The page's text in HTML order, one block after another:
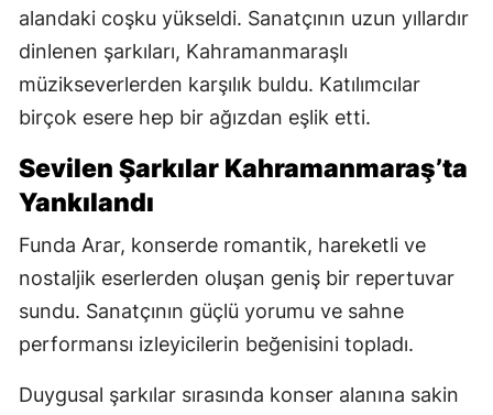
alandaki coşku yükseldi. Sanatçının uzun yıllardır
dinlenen şarkıları, Kahramanmaraşlı
müzikseverlerden karşılık buldu. Katılımcılar
birçok esere hep bir ağızdan eşlik etti.
Sevilen Şarkılar Kahramanmaraş’ta
Yankılandı
Funda Arar, konserde romantik, hareketli ve
nostaljik eserlerden oluşan geniş bir repertuvar
sundu. Sanatçının güçlü yorumu ve sahne
performansı izleyicilerin beğenisini topladı.
Duygusal şarkılar sırasında konser alanına sakin